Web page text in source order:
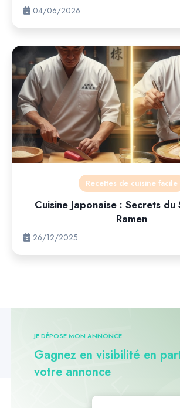
04/06/2026
Recettes de cuisine facile
Cuisine Japonaise : Secrets du
Ramen
26/12/2025
JE DÉPOSE MON ANNONCE
Gagnez en visibilité en
votre annonce